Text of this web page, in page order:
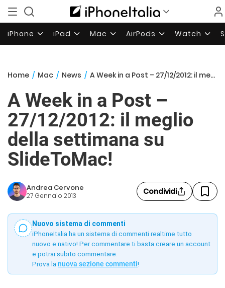
iPhone iPad Mac AirPods Watch
Home / Mac / News / A Week in a Post – 27/12/2012: il meglio della settimana su SlideToMac!
A Week in a Post –
27/12/2012: il meglio
della settimana su
SlideToMac!
Andrea Cervone
27 Gennaio 2013 Condividi
Nuovo sistema di commenti
iPhoneItalia ha un sistema di commenti realtime tutto
nuovo e nativo! Per commentare ti basta creare un account
e potrai subito commentare.
Prova la nuova sezione commenti!